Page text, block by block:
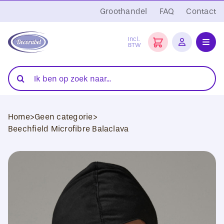
naar
inhoud
Groothandel FAQ Contact
Incl.
BTW
Folies
Transferpersen
Hobby Artikelen
DTF Transfers
Zoeken
naar:
Home>Geen categorie>
Beechfield Microfibre Balaclava